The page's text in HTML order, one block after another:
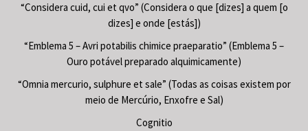
“Considera cuid, cui et qvo” (Considera o que [dizes] a quem [o
dizes] e onde [estás])
“Emblema 5 – Avri potabilis chimice praeparatio” (Emblema 5 –
Ouro potável preparado alquimicamente)
“Omnia mercurio, sulphure et sale” (Todas as coisas existem por
meio de Mercúrio, Enxofre e Sal)
Cognitio